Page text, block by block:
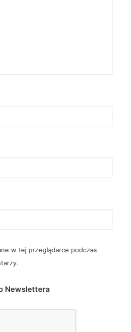
w tej przeglądarce podczas
Newslettera